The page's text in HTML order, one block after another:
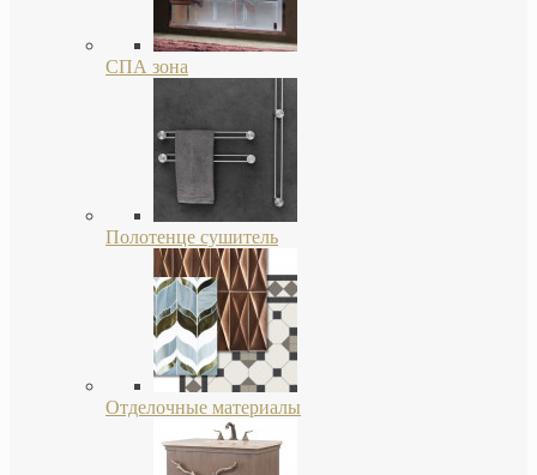
СПА зона
Полотенце сушитель
Отделочные материалы